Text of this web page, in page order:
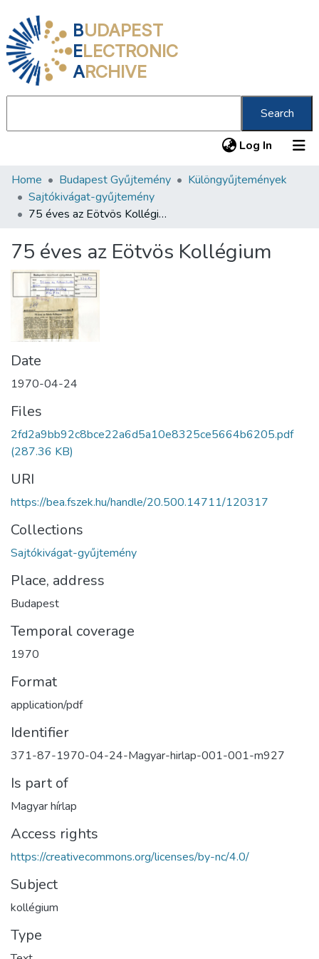
BUDAPEST
ELECTRONIC
ARCHIVE
Search
Log In (current)
Communities & Collections
All of DSpace
About us
Home Budapest Gyűjtemény
Különgyűjtemények
Sajtókivágat-gyűjtemény
75 éves az Eötvös Kollégium
75 éves az Eötvös Kollégium
Date
1970-04-24
Files
2fd2a9bb92c8bce22a6d5a10e8325ce5664b6205.pdf
(287.36 KB)
URI
https://bea.fszek.hu/handle/20.500.14711/120317
Collections
Sajtókivágat-gyűjtemény
Place, address
Budapest
Temporal coverage
1970
Format
application/pdf
Identifier
371-87-1970-04-24-Magyar-hirlap-001-001-m927
Is part of
Magyar hírlap
Access rights
https://creativecommons.org/licenses/by-nc/4.0/
Subject
kollégium
Type